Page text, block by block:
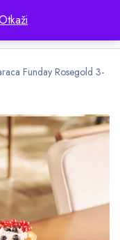
Funday Rosegold 3-